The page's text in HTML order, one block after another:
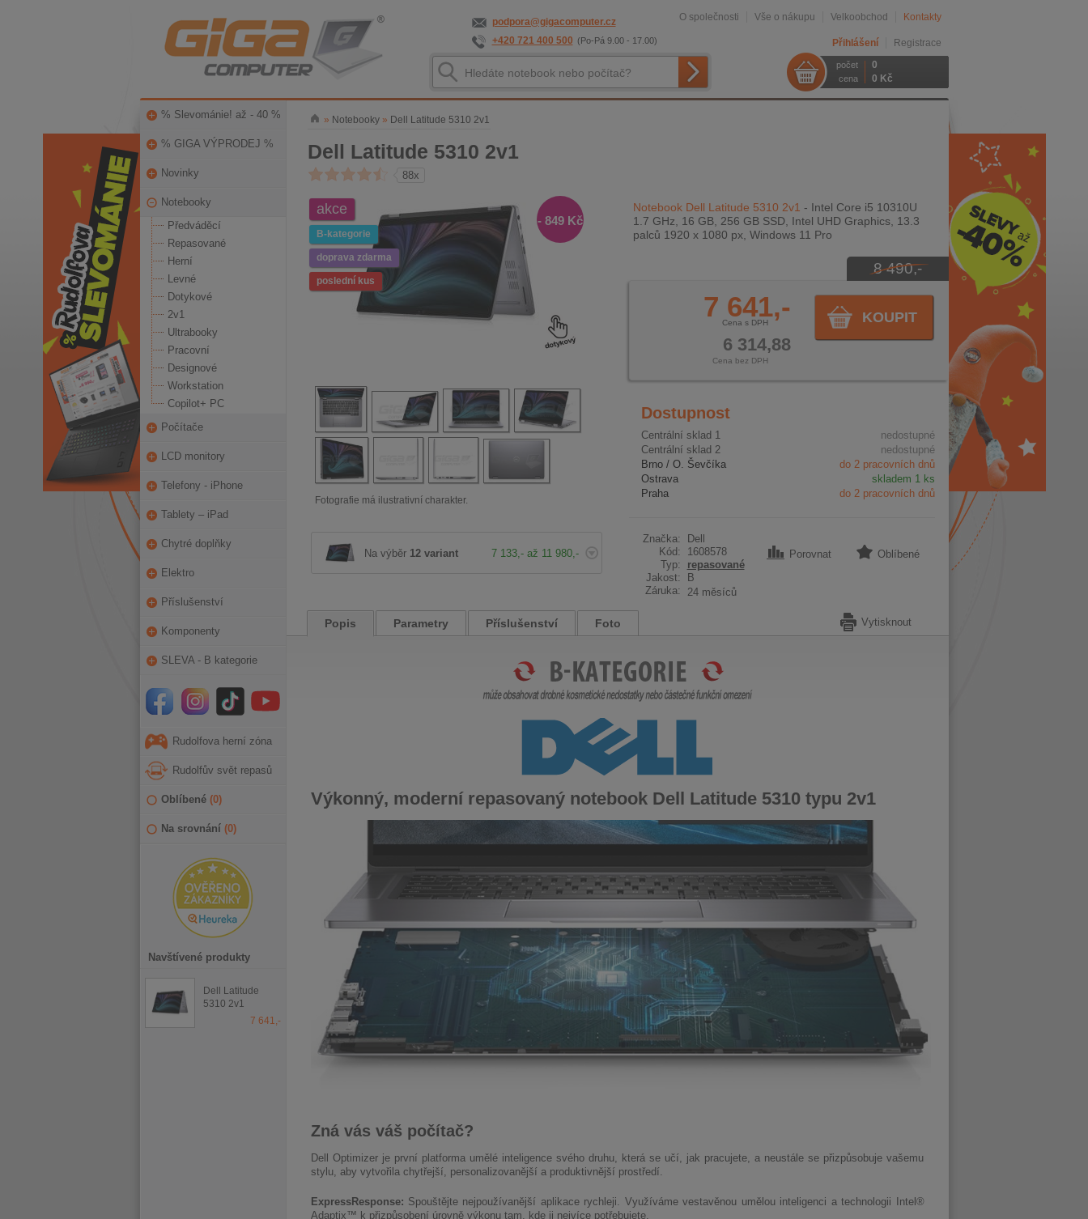
podpora@gigacomputer.cz
+420 721 400 500 (Po-Pá 9.00 - 17.00)
O společnosti Vše o nákupu Velkoobchod Kontakty
Přihlášení Registrace
počet 0
cena 0 Kč
% Slevománie! až - 40 %
% GIGA VÝPRODEJ %
Novinky
Notebooky
Předváděcí
Repasované
Herní
Levné
Dotykové
2v1
Ultrabooky
Pracovní
Designové
Workstation
Copilot+ PC
Počítače
LCD monitory
Telefony - iPhone
Tablety – iPad
Chytré doplňky
Elektro
Příslušenství
Komponenty
SLEVA - B kategorie
Rudolfova herní zóna
Rudolfův svět repasů
Oblíbené (0)
Na srovnání (0)
Navštívené produkty
Dell Latitude
5310 2v1
7 641,-
» Notebooky» Dell Latitude 5310 2v1
Dell Latitude 5310 2v1
88x
Notebook Dell Latitude 5310 2v1 - Intel Core i5 10310U
1.7 GHz, 16 GB, 256 GB SSD, Intel UHD Graphics, 13.3
palců 1920 x 1080 px, Windows 11 Pro
8 490,-
KOUPIT
7 641,-
Cena s DPH
6 314,88
Cena bez DPH
Dostupnost
Centrální sklad 1
nedostupné
Centrální sklad 2
nedostupné
Brno / O. Ševčíka
do 2 pracovních dnů
Ostrava
skladem 1 ks
Praha
do 2 pracovních dnů
Značka:
Dell
Kód:
1608578
Typ:
repasované
Jakost:
B
Záruka:
24 měsíců
Porovnat Oblíbené
akce
B-kategorie
doprava zdarma
poslední kus
- 849 Kč
Fotografie má ilustrativní charakter.
Na výběr 12 variant 7 133,- až 11 980,-
Popis Parametry Příslušenství Foto Vytisknout
Výkonný, moderní repasovaný notebook Dell Latitude 5310 typu 2v1
Zná vás váš počítač?
Dell Optimizer je první platforma umělé inteligence svého druhu, která se učí, jak pracujete, a neustále se přizpůsobuje vašemu
stylu, aby vytvořila chytřejší, personalizovanější a produktivnější prostředí.
ExpressResponse: Spouštějte nejpoužívanější aplikace rychleji. Využíváme vestavěnou umělou inteligenci a technologii Intel®
Adaptix™ k přizpůsobení úrovně výkonu tam, kde ji nejvíce potřebujete.